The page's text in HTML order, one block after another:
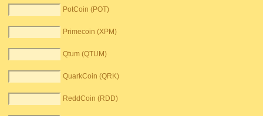
PotCoin (POT)
Primecoin (XPM)
Qtum (QTUM)
QuarkCoin (QRK)
ReddCoin (RDD)